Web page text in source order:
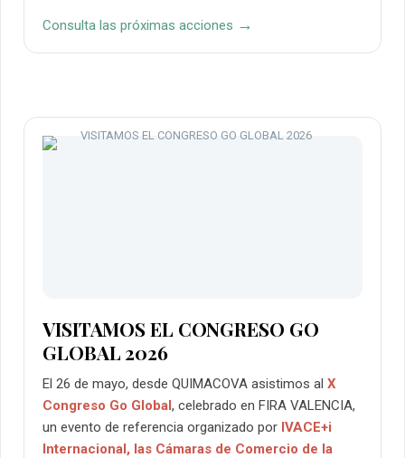
Consulta las próximas acciones →
VISITAMOS EL CONGRESO GO
GLOBAL 2026
El 26 de mayo, desde QUIMACOVA asistimos al X
Congreso Go Global, celebrado en FIRA VALENCIA,
un evento de referencia organizado por IVACE+i
Internacional, las Cámaras de Comercio de la